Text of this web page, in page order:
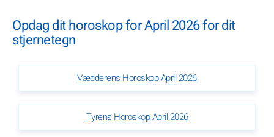
Opdag dit horoskop for April 2026 for dit
stjernetegn
Vædderens Horoskop April 2026
Tyrens Horoskop April 2026